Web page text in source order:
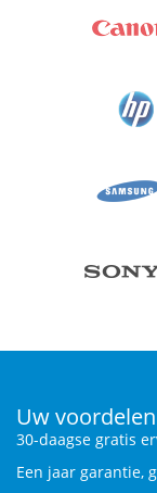
Uw voordelen
30-daagse gratis
Een jaar garantie,